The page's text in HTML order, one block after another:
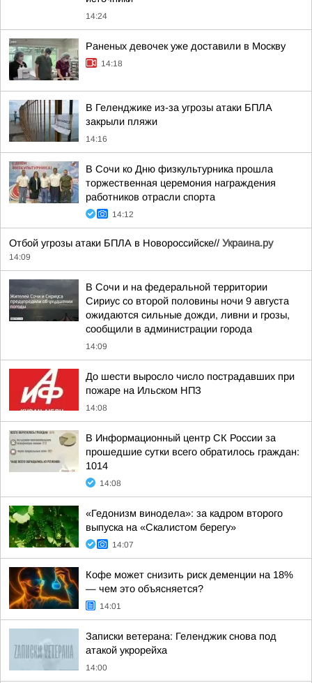
14:24
Раненых девочек уже доставили в Москву
14:18
В Геленджике из-за угрозы атаки БПЛА
закрыли пляжи
14:16
В Сочи ко Дню физкультурника прошла
торжественная церемония награждения
работников отрасли спорта
14:12
Отбой угрозы атаки БПЛА в Новороссийске// Украина.ру
14:09
В Сочи и на федеральной территории
Сириус со второй половины ночи 9 августа
ожидаются сильные дожди, ливни и грозы,
сообщили в администрации города
14:09
До шести выросло число пострадавших при
пожаре на Ильском НПЗ
14:08
В Информационный центр СК России за
прошедшие сутки всего обратилось граждан:
1014
14:08
«Гедонизм винодела»: за кадром второго
выпуска на «Скалистом берегу»
14:07
Кофе может снизить риск деменции на 18%
— чем это объясняется?
14:01
Записки ветерана: Геленджик снова под
атакой укрорейха
14:00